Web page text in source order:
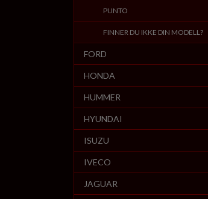
PUNTO
FINNER DU IKKE DIN MODELL?
FORD
HONDA
HUMMER
HYUNDAI
ISUZU
IVECO
JAGUAR